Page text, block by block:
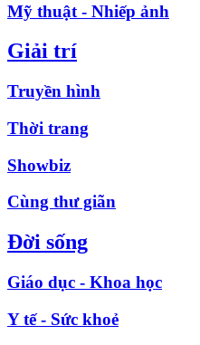
Mỹ thuật - Nhiếp ảnh
Giải trí
Truyền hình
Thời trang
Showbiz
Cùng thư giãn
Đời sống
Giáo dục - Khoa học
Y tế - Sức khoẻ